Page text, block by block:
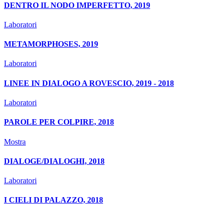
DENTRO IL NODO IMPERFETTO, 2019
Laboratori
METAMORPHOSES, 2019
Laboratori
LINEE IN DIALOGO A ROVESCIO, 2019 - 2018
Laboratori
PAROLE PER COLPIRE, 2018
Mostra
DIALOGE/DIALOGHI, 2018
Laboratori
I CIELI DI PALAZZO, 2018